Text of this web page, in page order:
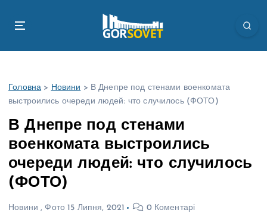
Головна > Новини > В Днепре под стенами военкомата
выстроились очереди людей: что случилось (ФОТО)
В Днепре под стенами
военкомата выстроились
очереди людей: что случилось
(ФОТО)
Новини , Фото 15 Липня, 2021 0 Коментарі